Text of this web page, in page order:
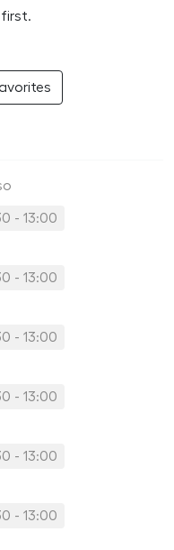
- 13:00
- 13:00
- 13:00
- 13:00
- 13:00
- 13:00